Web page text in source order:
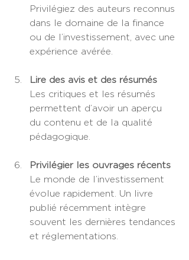
Privilégiez des auteurs reconnus
dans le domaine de la finance
ou de l’investissement, avec une
expérience avérée.
Lire des avis et des résumés
Les critiques et les résumés
permettent d’avoir un aperçu
du contenu et de la qualité
pédagogique.
Privilégier les ouvrages récents
Le monde de l’investissement
évolue rapidement. Un livre
publié récemment intègre
souvent les dernières tendances
et réglementations.